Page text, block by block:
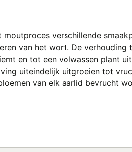
verschillende
van het wort. De verhouding
en tot een volwassen plant
uiteindelijk uitgroeien tot
van elk aarlid bevrucht